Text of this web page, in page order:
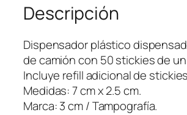
t
T
r
u
c
k
c
Descripción
Dispensador plástico
de camión con 50 stickies de
Incluye refill adicional de
Medidas: 7 cm x 2.5 cm.
Marca: 3 cm / Tampografía.